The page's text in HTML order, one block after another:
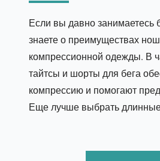
Если вы давно занимаетесь
знаете о преимуществах
компрессионной одежды. В
тайтсы и шорты для бега
компрессию и помогают
Еще лучше выбрать длинные